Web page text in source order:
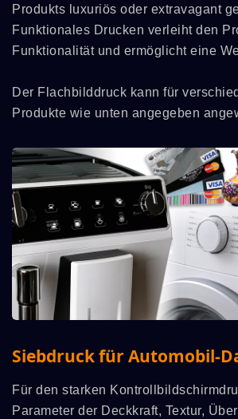
Produkts luxuriös oder extravagant
Funktionales Drucken verleiht den
Funktionalität und ermöglicht eine
Der Flachbilddruck kann für
Produkte wie unten angegeben
Siebdruck für Automobil-
Für den starken
Parameter der Deckkraft, Textur,